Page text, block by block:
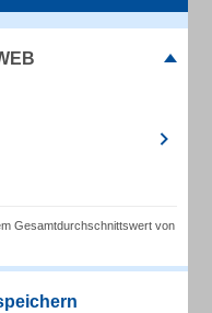
Gesamtdurchschnittswert von